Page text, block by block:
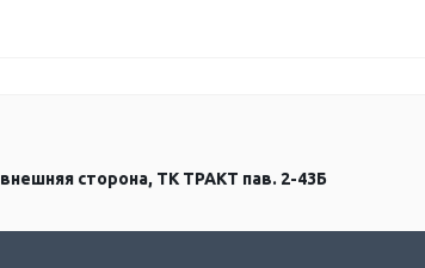
сторона, ТК ТРАКТ пав. 2-43Б